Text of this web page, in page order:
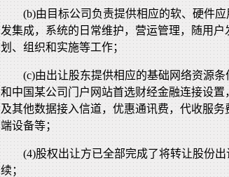
(b)由目标公司负责提供相应的软、硬件
发集成，系统的日常维护，营运管理，随用
划、组织和实施等工作；
(c)由出让股东提供相应的基础网络资源
和中国某公司门户网站首选财经金融连接设置
及其他数据接入信道，优惠通讯费，代收服
端设备等；
(4)股权出让方已全部完成了将转让股份
续；